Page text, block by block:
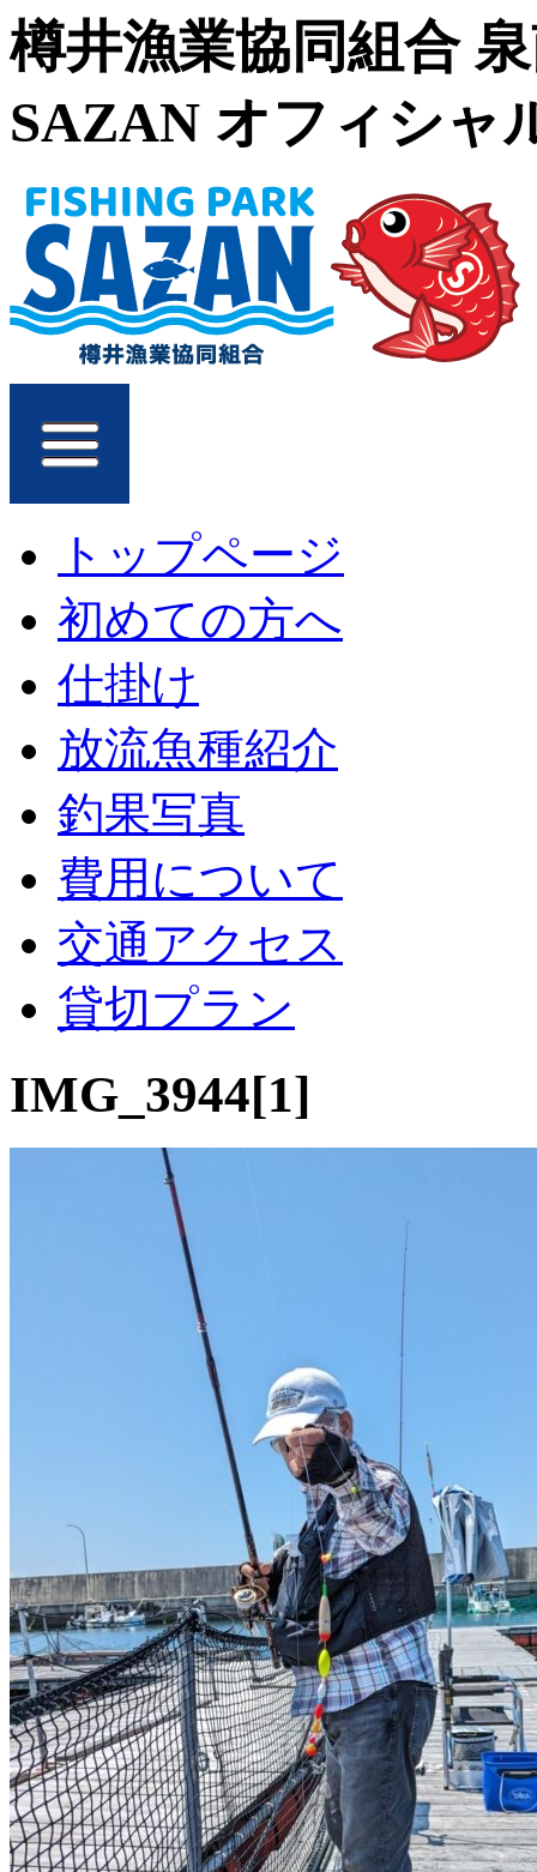
樽井漁業協同組合
SAZAN オフィシャ
トップページ
初めての方へ
仕掛け
放流魚種紹介
釣果写真
費用について
交通アクセス
貸切プラン
IMG_3944[1]